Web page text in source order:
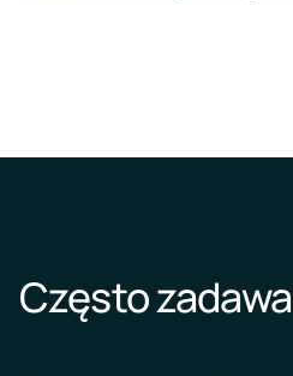
Często